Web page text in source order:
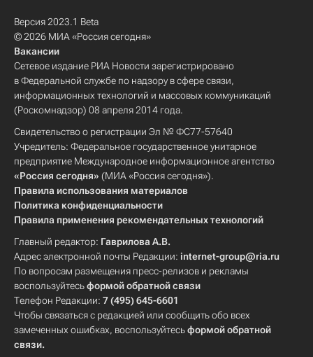
Версия 2023.1 Beta
© 2026 МИА «Россия сегодня»
Вакансии
Сетевое издание РИА Новости зарегистрировано
в Федеральной службе по надзору в сфере связи,
информационных технологий и массовых коммуникаций
(Роскомнадзор) 08 апреля 2014 года.
Свидетельство о регистрации Эл № ФС77-57640
Учредитель: Федеральное государственное унитарное
предприятие Международное информационное агентство
«Россия сегодня» (МИА «Россия сегодня»).
Правила использования материалов
Политика конфиденциальности
Правила применения рекомендательных технологий
Главный редактор: Гаврилова А.В.
Адрес электронной почты Редакции: internet-group@ria.ru
По вопросам размещения пресс-релизов и рекламы
воспользуйтесьформой обратной связи
Телефон Редакции: 7 (495) 645-6601
Чтобы связаться с редакцией или сообщить обо всех
замеченных ошибках, воспользуйтесьформой обратной
связи.